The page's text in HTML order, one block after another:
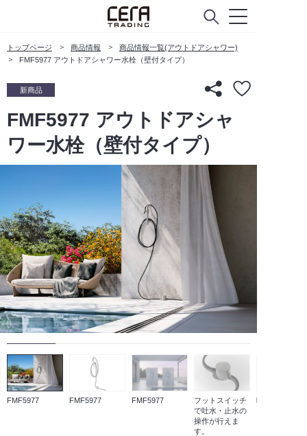
トップページ 商品情報
商品情報一覧(アウトドアシャワー)
FMF5977 アウトドアシャワー水栓（壁付タイプ）
新商品
FMF5977 アウトドアシャ
ワー水栓（壁付タイプ）
FMF5977 FMF5977 FMF5977
フットスイッチ
で吐水・止水の
操作が行えま
す。
吐水イメージ